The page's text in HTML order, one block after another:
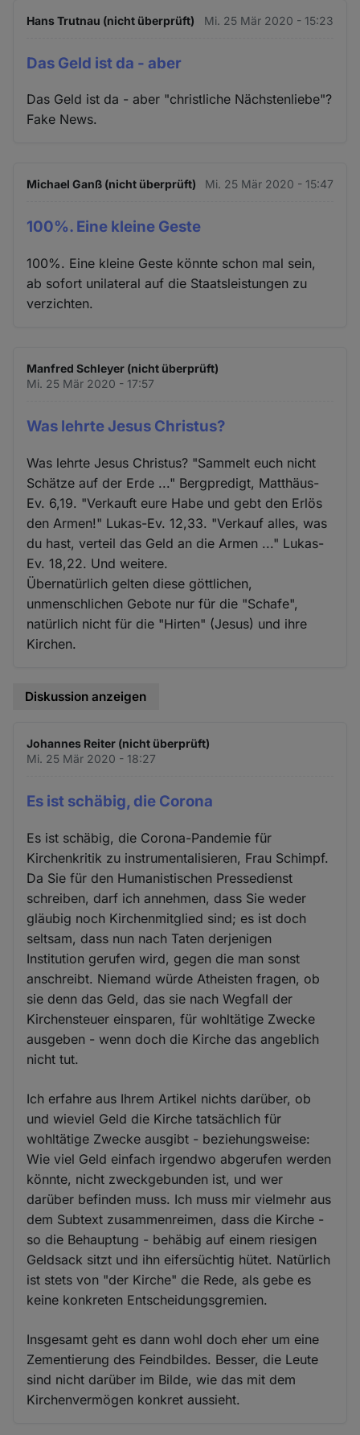
Hans Trutnau (nicht überprüft) Mi. 25 Mär 2020 - 15:23
Das Geld ist da - aber
Das Geld ist da - aber "christliche Nächstenliebe"?
Fake News.
Michael Ganß (nicht überprüft) Mi. 25 Mär 2020 - 15:47
100%. Eine kleine Geste
100%. Eine kleine Geste könnte schon mal sein,
ab sofort unilateral auf die Staatsleistungen zu
verzichten.
Manfred Schleyer (nicht überprüft)
Mi. 25 Mär 2020 - 17:57
Was lehrte Jesus Christus?
Was lehrte Jesus Christus? "Sammelt euch nicht
Schätze auf der Erde ..." Bergpredigt, Matthäus-
Ev. 6,19. "Verkauft eure Habe und gebt den Erlös
den Armen!" Lukas-Ev. 12,33. "Verkauf alles, was
du hast, verteil das Geld an die Armen ..." Lukas-
Ev. 18,22. Und weitere.
Übernatürlich gelten diese göttlichen,
unmenschlichen Gebote nur für die "Schafe",
natürlich nicht für die "Hirten" (Jesus) und ihre
Kirchen.
Diskussion anzeigen
Johannes Reiter (nicht überprüft)
Mi. 25 Mär 2020 - 18:27
Es ist schäbig, die Corona
Es ist schäbig, die Corona-Pandemie für
Kirchenkritik zu instrumentalisieren, Frau Schimpf.
Da Sie für den Humanistischen Pressedienst
schreiben, darf ich annehmen, dass Sie weder
gläubig noch Kirchenmitglied sind; es ist doch
seltsam, dass nun nach Taten derjenigen
Institution gerufen wird, gegen die man sonst
anschreibt. Niemand würde Atheisten fragen, ob
sie denn das Geld, das sie nach Wegfall der
Kirchensteuer einsparen, für wohltätige Zwecke
ausgeben - wenn doch die Kirche das angeblich
nicht tut.
Ich erfahre aus Ihrem Artikel nichts darüber, ob
und wieviel Geld die Kirche tatsächlich für
wohltätige Zwecke ausgibt - beziehungsweise:
Wie viel Geld einfach irgendwo abgerufen werden
könnte, nicht zweckgebunden ist, und wer
darüber befinden muss. Ich muss mir vielmehr aus
dem Subtext zusammenreimen, dass die Kirche -
so die Behauptung - behäbig auf einem riesigen
Geldsack sitzt und ihn eifersüchtig hütet. Natürlich
ist stets von "der Kirche" die Rede, als gebe es
keine konkreten Entscheidungsgremien.
Insgesamt geht es dann wohl doch eher um eine
Zementierung des Feindbildes. Besser, die Leute
sind nicht darüber im Bilde, wie das mit dem
Kirchenvermögen konkret aussieht.